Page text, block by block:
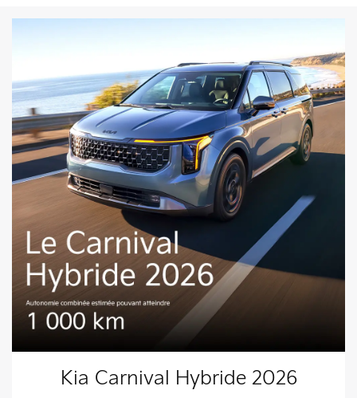
Kia Carnival Hybride 2026